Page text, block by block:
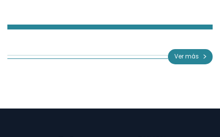
3
Ver más